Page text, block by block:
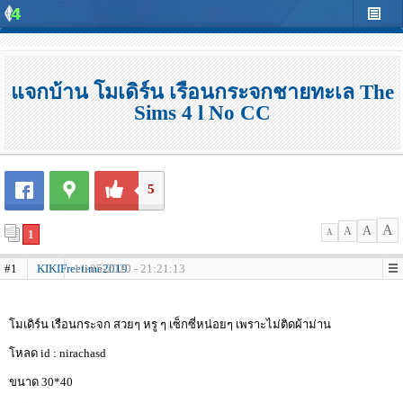
แจกบ้าน โมเดิร์น เรือนกระจกชายทะเล The
Sims 4 l No CC
5
1 A A A A
#1 KIKIFreetime2019
11-05-2020 - 21:21:13
โมเดิร์น เรือนกระจก สวยๆ หรู ๆ เซ็กซี่หน่อยๆ เพราะไม่ติดผ้าม่าน
โหลด id : nirachasd
ขนาด 30*40